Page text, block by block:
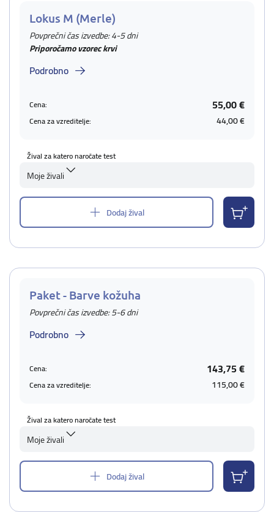
Lokus M (Merle)
Povprečni čas izvedbe: 4-5 dni
Priporočamo vzorec krvi
Podrobno
Cena: 55,00 €
Cena za vzreditelje: 44,00 €
Žival za katero naročate test
Moje živali
Dodaj žival
Paket - Barve kožuha
Povprečni čas izvedbe: 5-6 dni
Podrobno
Cena: 143,75 €
Cena za vzreditelje: 115,00 €
Žival za katero naročate test
Moje živali
Dodaj žival